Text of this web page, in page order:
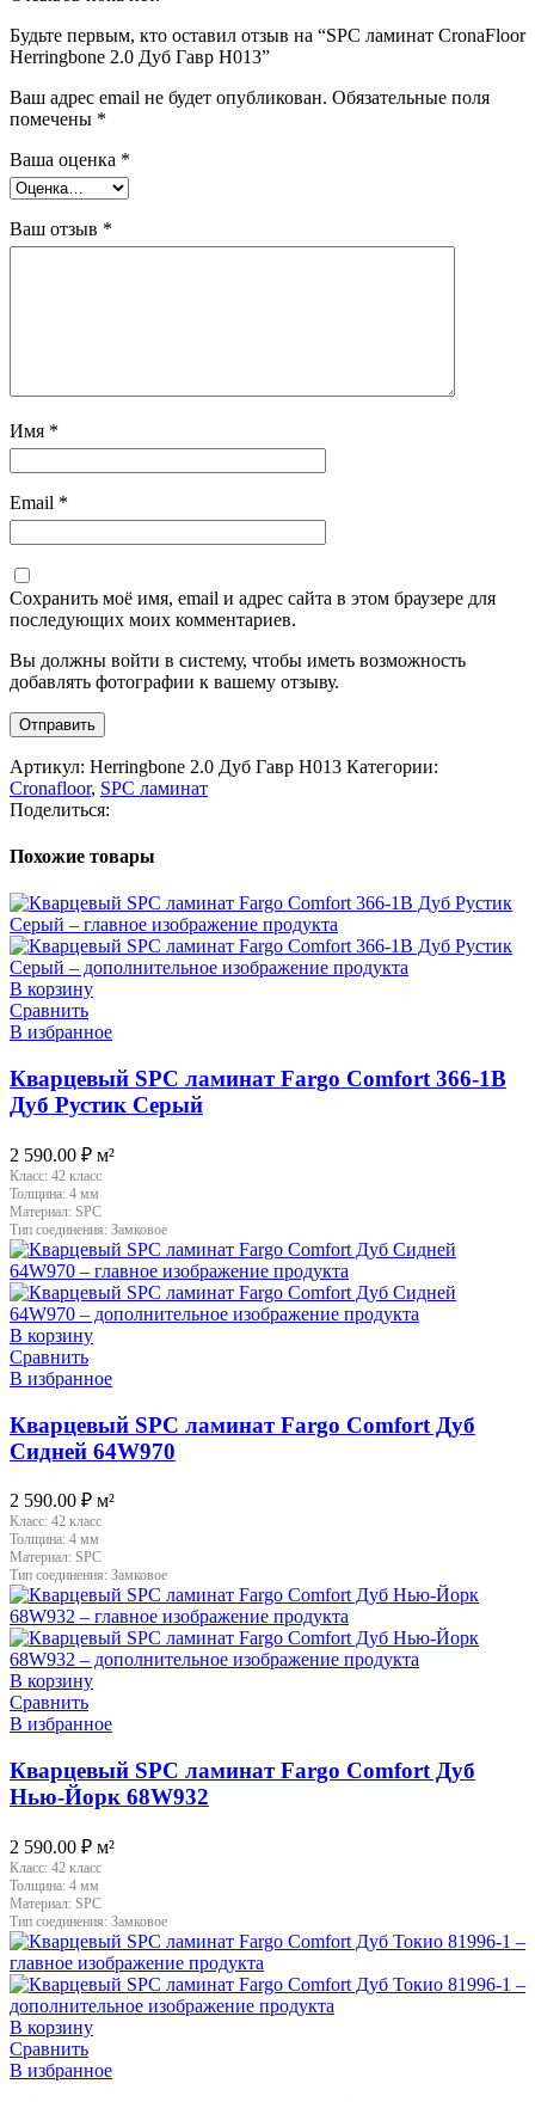
Будьте первым, кто оставил отзыв на “SPC ламинат CronaFloor
Herringbone 2.0 Дуб Гавр H013”
Ваш адрес email не будет опубликован. Обязательные поля
помечены *
Ваша оценка *
Ваш отзыв *
Имя *
Email *
Сохранить моё имя, email и адрес сайта в этом браузере для
последующих моих комментариев.
Вы должны войти в систему, чтобы иметь возможность
добавлять фотографии к вашему отзыву.
Артикул: Herringbone 2.0 Дуб Гавр H013 Категории:
Cronafloor, SPC ламинат
Поделиться:
Похожие товары
В корзину
Сравнить
В избранное
Кварцевый SPC ламинат Fargo Comfort 366-1B
Дуб Рустик Серый
2 590.00 ₽ м²
Класс: 42 класс
Толщина: 4 мм
Материал: SPC
Тип соединения: Замковое
В корзину
Сравнить
В избранное
Кварцевый SPC ламинат Fargo Comfort Дуб
Сидней 64W970
2 590.00 ₽ м²
Класс: 42 класс
Толщина: 4 мм
Материал: SPC
Тип соединения: Замковое
В корзину
Сравнить
В избранное
Кварцевый SPC ламинат Fargo Comfort Дуб
Нью-Йорк 68W932
2 590.00 ₽ м²
Класс: 42 класс
Толщина: 4 мм
Материал: SPC
Тип соединения: Замковое
В корзину
Сравнить
В избранное